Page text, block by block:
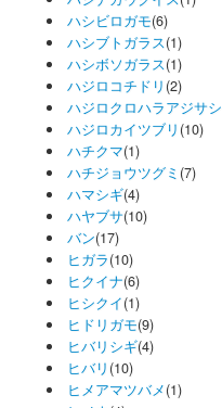
ハシビロガモ(6)
ハシブトガラス(1)
ハシボソガラス(1)
ハジロコチドリ (2)
ハジロクロハラアジサシ
ハジロカイツブリ (10)
ハチクマ(1)
ハチジョウツグミ (7)
ハマシギ(4)
ハヤブサ(10)
バン(17)
ヒガラ(10)
ヒクイナ(6)
ヒシクイ(1)
ヒドリガモ(9)
ヒバリシギ(4)
ヒバリ (10)
ヒメアマツバメ(1)